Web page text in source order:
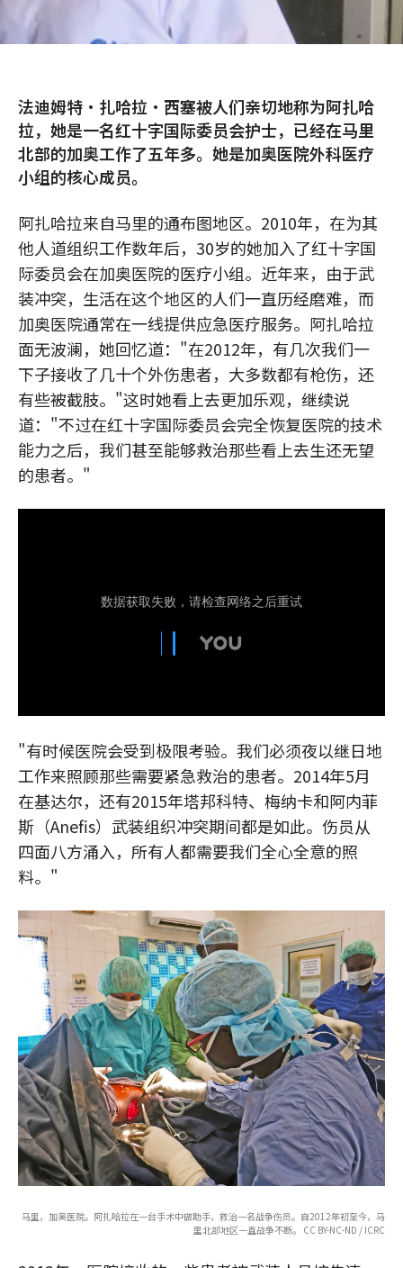
法迪姆特·扎哈拉·西塞被人们亲切地称为阿扎哈
拉，她是一名红十字国际委员会护士，已经在马里
北部的加奥工作了五年多。她是加奥医院外科医疗
小组的核心成员。
阿扎哈拉来自马里的通布图地区。2010年，在为其
他人道组织工作数年后，30岁的她加入了红十字国
际委员会在加奥医院的医疗小组。近年来，由于武
装冲突，生活在这个地区的人们一直历经磨难，而
加奥医院通常在一线提供应急医疗服务。阿扎哈拉
面无波澜，她回忆道："在2012年，有几次我们一
下子接收了几十个外伤患者，大多数都有枪伤，还
有些被截肢。"这时她看上去更加乐观，继续说
道："不过在红十字国际委员会完全恢复医院的技术
能力之后，我们甚至能够救治那些看上去生还无望
的患者。"
"有时候医院会受到极限考验。我们必须夜以继日地
工作来照顾那些需要紧急救治的患者。2014年5月
在基达尔，还有2015年塔邦科特、梅纳卡和阿内菲
斯（Anefis）武装组织冲突期间都是如此。伤员从
四面八方涌入，所有人都需要我们全心全意的照
料。"
马里，加奥医院。阿扎哈拉在一台手术中做助手，救治一名战争伤员。自2012年初至今，马
里北部地区一直战争不断。 CC BY-NC-ND / ICRC